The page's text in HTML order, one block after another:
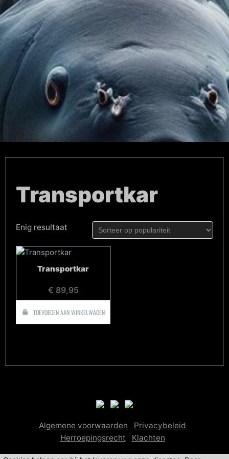
Transportkar
Enig resultaat
Transportkar
€ 89,95
TOEVOEGEN AAN WINKELWAGEN
Algemene voorwaarden
Privacybeleid
Herroepingsrecht
Klachten